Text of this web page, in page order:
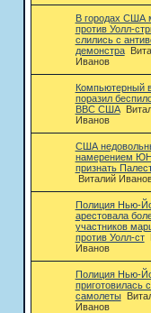
В городах США
против Уолл-
слились с
демонстра
Иванов
Компьютерный
поразил
ВВС США
Иванов
США
намерением
признать
Виталий
Полиция Нью-
арестовала
участников
против Уолл-ст
Иванов
Полиция Нью-
приготовилась
самолеты
Иванов